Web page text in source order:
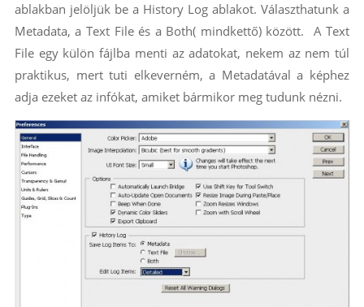
ablakban jelöljük be a History Log ablakot. Választhatunk a
Metadata, a Text File és a Both( mindkettő) között. A Text
File egy külön fájlba menti az adatokat, nekem az nem túl
praktikus, mert tuti elkeverném, a Metadatával a képhez
adja ezeket az infókat, amiket bármikor meg tudunk nézni.